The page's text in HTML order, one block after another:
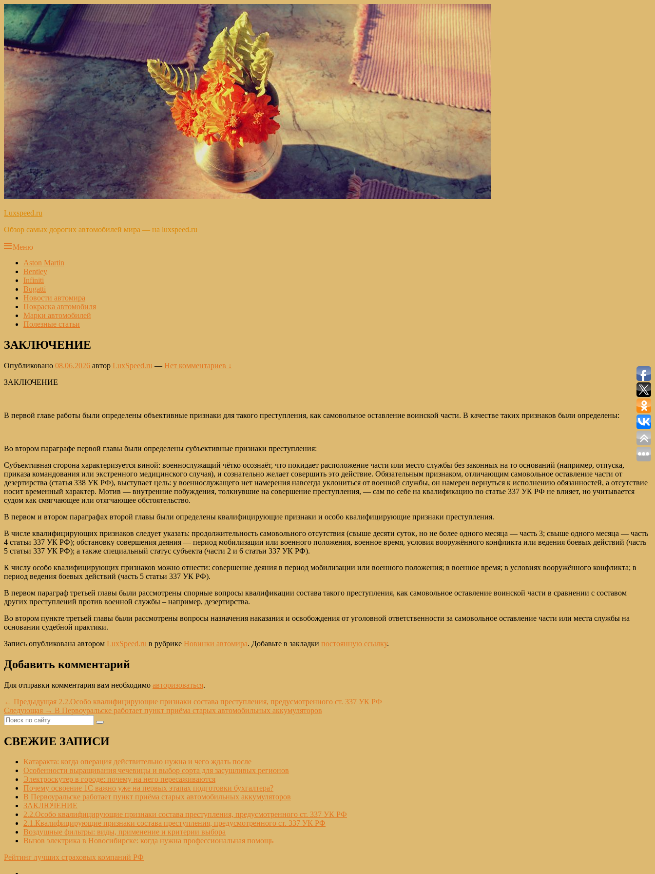
Перейти
к
содержимому
Luxspeed.ru
Обзор самых дорогих автомобилей мира — на luxspeed.ru
Меню
Основное
меню
Aston Martin
Bentley
Infiniti
Bugatti
Новости автомира
Покраска автомобиля
Марки автомобилей
Полезные статьи
ЗАКЛЮЧЕНИЕ
Опубликовано 08.06.2026 автор LuxSpeed.ru — Нет комментариев ↓
ЗАКЛЮЧЕНИЕ
В первой главе работы были определены объективные признаки для такого преступления, как самовольное оставление воинской части. В качестве таких признаков были определены:
Во втором параграфе первой главы были определены субъективные признаки преступления:
Субъективная сторона характеризуется виной: военнослужащий чётко осознаёт, что покидает расположение части или место службы без законных на то оснований (например, отпуска,
приказа командования или экстренного медицинского случая), и сознательно желает совершить это действие. Обязательным признаком, отличающим самовольное оставление части от
дезертирства (статья 338 УК РФ), выступает цель: у военнослужащего нет намерения навсегда уклониться от военной службы, он намерен вернуться к исполнению обязанностей, а отсутствие
носит временный характер. Мотив — внутренние побуждения, толкнувшие на совершение преступления, — сам по себе на квалификацию по статье 337 УК РФ не влияет, но учитывается
судом как смягчающее или отягчающее обстоятельство.
В первом и втором параграфах второй главы были определены квалифицирующие признаки и особо квалифицирующие признаки преступления.
В числе квалифицирующих признаков следует указать: продолжительность самовольного отсутствия (свыше десяти суток, но не более одного месяца — часть 3; свыше одного месяца — часть
4 статьи 337 УК РФ); обстановку совершения деяния — период мобилизации или военного положения, военное время, условия вооружённого конфликта или ведения боевых действий (часть
5 статьи 337 УК РФ); а также специальный статус субъекта (части 2 и 6 статьи 337 УК РФ).
К числу особо квалифицирующих признаков можно отнести: совершение деяния в период мобилизации или военного положения; в военное время; в условиях вооружённого конфликта; в
период ведения боевых действий (часть 5 статьи 337 УК РФ).
В первом параграф третьей главы были рассмотрены спорные вопросы квалификации состава такого преступления, как самовольное оставление воинской части в сравнении с составом
других преступлений против военной службы – например, дезертирства.
Во втором пункте третьей главы были рассмотрены вопросы назначения наказания и освобождения от уголовной ответственности за самовольное оставление части или места службы на
основании судебной практики.
Запись опубликована автором LuxSpeed.ru в рубрике Новинки автомира. Добавьте в закладки постоянную ссылку.
Добавить комментарий
Для отправки комментария вам необходимо авторизоваться.
Навигация
по
записям
← Предыдущая Предыдущая
запись:
2.2.Особо квалифицирующие признаки состава преступления, предусмотренного ст. 337 УК РФ
Следующая → Следующая
В Первоуральске работает пункт приёма старых автомобильных аккумуляторов
Область
боковой
панели
Найти:
Поиск
СВЕЖИЕ ЗАПИСИ
Катаракта: когда операция действительно нужна и чего ждать после
Особенности выращивания чечевицы и выбор сорта для засушливых регионов
Электроскутер в городе: почему на него пересаживаются
Почему освоение 1С важно уже на первых этапах подготовки бухгалтера?
В Первоуральске работает пункт приёма старых автомобильных аккумуляторов
ЗАКЛЮЧЕНИЕ
2.2.Особо квалифицирующие признаки состава преступления, предусмотренного ст. 337 УК РФ
2.1.Квалифицирующие признаки состава преступления, предусмотренного ст. 337 УК РФ
Воздушные фильтры: виды, применение и критерии выбора
Вызов электрика в Новосибирске: когда нужна профессиональная помощь
Рейтинг лучших страховых компаний РФ